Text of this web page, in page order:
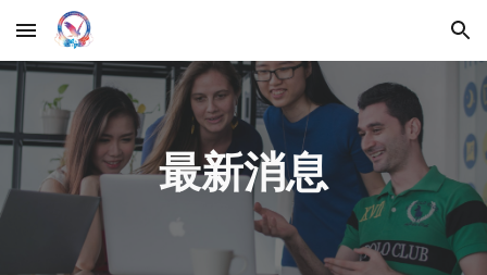
Skip to main content Skip to navigation
最新消息